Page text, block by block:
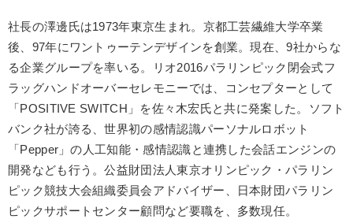
社長の澤邊氏は1973年東京生まれ。京都工芸繊維大学卒業
後、97年にワントゥーテンデザインを創業。現在、9社からな
る企業グループを率いる。リオ2016パラリンピック閉会式フ
ラッグハンドオーバーセレモニーでは、コンセプターとして
「POSITIVE SWITCH」を佐々木宏氏と共に発案した。ソフト
バンク社が誇る、世界初の感情認識パーソナルロボット
「Pepper」の人工知能・感情認識と連携した会話エンジンの
開発なども行う。公益財団法人東京オリンピック・パラリン
ピック競技大会組織委員会アドバイザー、日本財団パラリン
ピックサポートセンター顧問など要職を、多数現任。